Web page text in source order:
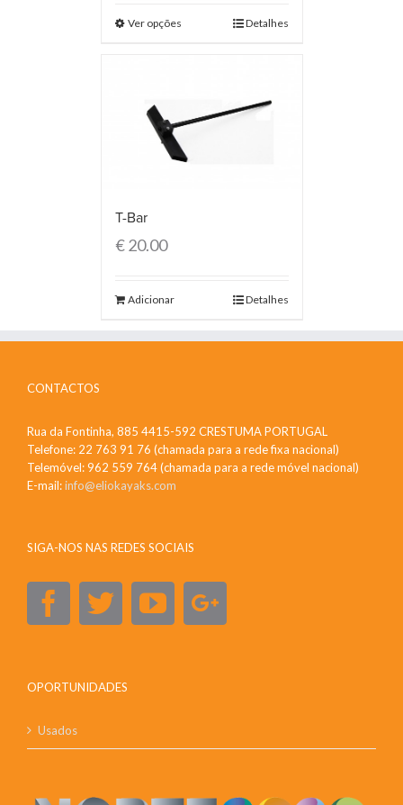
Ver opções Detalhes
T-Bar
€20.00
Adicionar Detalhes
CONTACTOS
Rua da Fontinha, 885 4415-592 CRESTUMA PORTUGAL
Telefone: 22 763 91 76 (chamada para a rede fixa nacional)
Telemóvel: 962 559 764 (chamada para a rede móvel nacional)
E-mail:info@eliokayaks.com
SIGA-NOS NAS REDES SOCIAIS
OPORTUNIDADES
Usados